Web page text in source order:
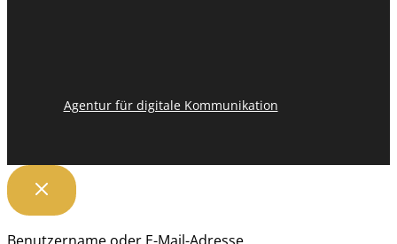
Agentur für digitale Kommunikation